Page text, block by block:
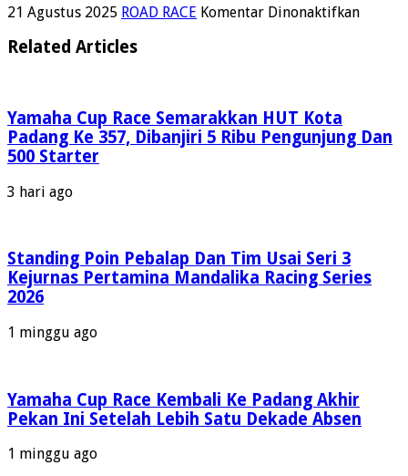
21 Agustus 2025 ROAD RACE Komentar Dinonaktifkanpada
5
Kelas
Related Articles
Yamaha Cup Race Semarakkan HUT Kota
Padang Ke 357, Dibanjiri 5 Ribu Pengunjung Dan
500 Starter
3 hari ago
Standing Poin Pebalap Dan Tim Usai Seri 3
Kejurnas Pertamina Mandalika Racing Series
2026
1 minggu ago
Yamaha Cup Race Kembali Ke Padang Akhir
Pekan Ini Setelah Lebih Satu Dekade Absen
1 minggu ago